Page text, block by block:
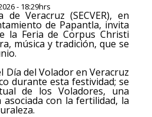
- 18:29hrs
Veracruz (SECVER), en
de Papantla, invita
la Feria de Corpus Christi
música y tradición, que se
Día del Volador en Veracruz
durante esta festividad; se
de los Voladores, una
con la fertilidad, la